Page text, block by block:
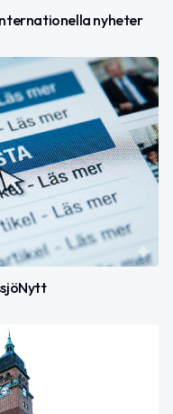
nyheter